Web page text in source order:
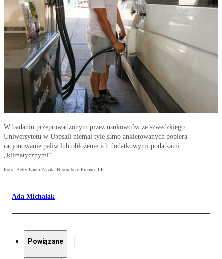
W badaniu przeprowadzonym przez naukowców ze szwedzkiego
Uniwersytetu w Uppsali niemal tyle samo ankietowanych popiera
racjonowanie paliw lub obłożenie ich dodatkowymi podatkami
„klimatycznymi”.
Foto: Betty Laura Zapata: Bloomberg Finance LP
Ada Michalak
Powiązane